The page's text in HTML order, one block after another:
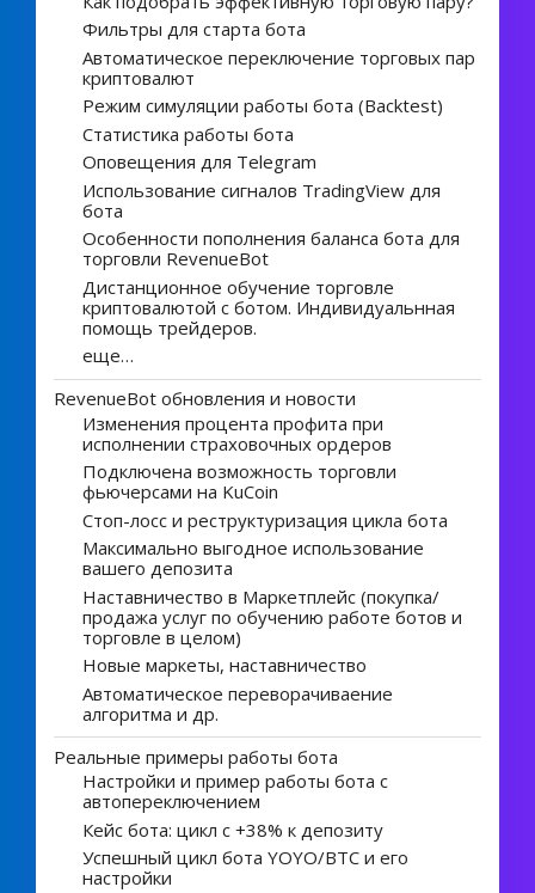
Фильтры для старта бота
Автоматическое переключение торговых пар
криптовалют
Режим симуляции работы бота (Backtest)
Статистика работы бота
Оповещения для Telegram
Использование сигналов TradingView для
бота
Особенности пополнения баланса бота для
торговли RevenueBot
Дистанционное обучение торговле
криптовалютой с ботом. Индивидуальнная
помощь трейдеров.
еще…
RevenueBot обновления и новости
Изменения процента профита при
исполнении страховочных ордеров
Подключена возможность торговли
фьючерсами на KuCoin
Стоп-лосс и реструктуризация цикла бота
Максимально выгодное использование
вашего депозита
Наставничество в Маркетплейс (покупка/
продажа услуг по обучению работе ботов и
торговле в целом)
Новые маркеты, наставничество
Автоматическое переворачиваение
алгоритма и др.
Реальные примеры работы бота
Настройки и пример работы бота с
автопереключением
Кейс бота: цикл с +38% к депозиту
Успешный цикл бота YOYO/BTC и его
настройки